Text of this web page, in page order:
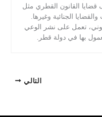
القانون القطري مثل
الجنائية وغيرها.
تعمل على نشر الوعي
بها في دولة قطر.
التالي